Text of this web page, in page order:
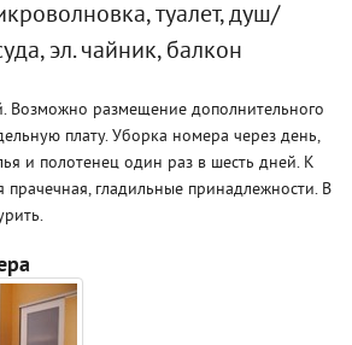
туалет, душ/
эл. чайник, балкон
Возможно размещение дополнительного
плату. Уборка номера через день,
и полотенец один раз в шесть дней. К
прачечная, гладильные принадлежности. В